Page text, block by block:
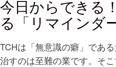
今日からできる
る「リマインダ
TCHは「無意識の癖」であ
治すのは至難の業です。そ